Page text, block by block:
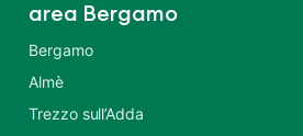
area Bergamo
Bergamo
Almè
Trezzo sull’Adda